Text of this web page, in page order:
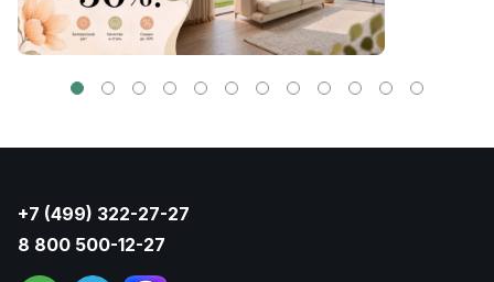
+7 (499) 322-27-27
8 800 500-12-27